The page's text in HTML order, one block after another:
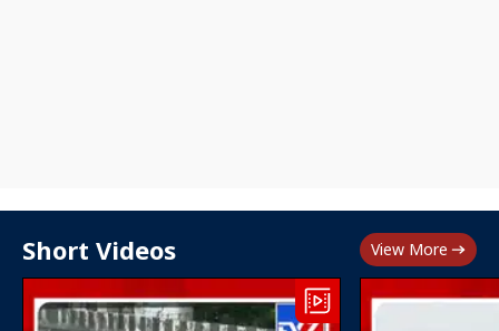
Short Videos View More